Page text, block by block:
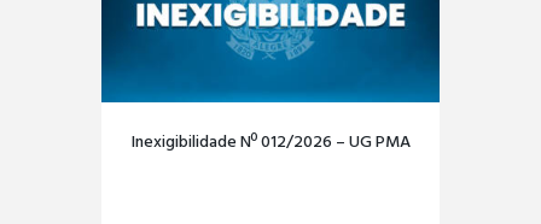
Inexigibilidade Nº 012/2026 – UG PMA